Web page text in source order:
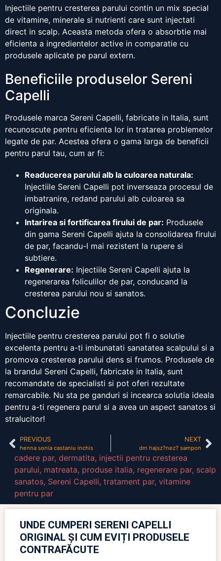
Injectiile pentru cresterea parului contin un mix special
de vitamine, minerale si nutrienti care sunt injectati
direct in scalp. Aceasta metoda ofera o absorbtie mai
eficienta a ingredientelor active in comparatie cu
produsele aplicate pe parul extern.
Beneficiile produselor Sereni
Capelli
Produsele marca Sereni Capelli, fabricate in Italia, sunt
recunoscute pentru eficienta lor in tratarea problemelor
legate de par. Acestea ofera o gama larga de beneficii
pentru parul tau, cum ar fi:
Readucerea parului alb la culoarea naturala:
Injectiile Sereni Capelli pot inverseaza procesul de
imbatranire, redand parului alb culoarea sa
originala.
Intarirea si fortificarea firului de par: Produsele
din gama Sereni Capelli ajuta la consolidarea firului
de par, facandu-l mai rezistent la rupere si
subtiere.
Regenerare: Injectiile Sereni Capelli ajuta la
regenerarea foliculilor de par, conducand la
cresterea parului nou si sanatos.
Concluzie
Injectiile pentru cresterea parului pot fi o solutie
excelenta pentru a-ti imbunatati sanatatea scalpului si a
promova cresterea parului dens si frumos. Produsele de
la brandul Sereni Capelli, fabricate in Italia, sunt
recomandate de specialisti si pot oferi rezultate
remarcabile. Nu sta pe ganduri si incearca solutia ideala
pentru a-ti regenera parul si a avea un aspect sanatos si
stralucitor!
PREVIOUS
henna sonia castaniu inchis
NEXT
dm hajsz?nez? sampon
cadere par, dermatita, injectii pentru cresterea
parului, matreata, produse italia, regenerare par, scalp
sanatos, Sereni Capelli, tratament par, vitamine
pentru par
UNDE CUMPERI SERENI CAPELLI
ORIGINAL ȘI CUM EVIȚI PRODUSELE
CONTRAFĂCUTE